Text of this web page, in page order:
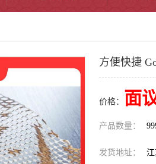
方便快捷
价格： 面
产品数量：
发货地址：